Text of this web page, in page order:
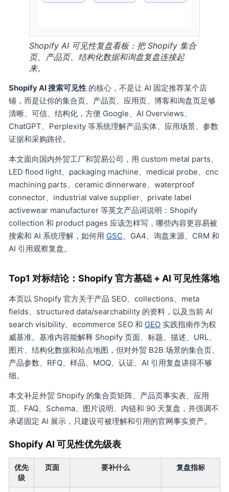
Shopify AI 可见性复盘看板：把 Shopify 集合
页、产品页、结构化数据和询盘复盘连接起
来。
Shopify AI 搜索可见性 的核心，不是让 AI 固定推荐某个店
铺，而是让你的集合页、产品页、应用页、博客和询盘页足够
清晰、可信、结构化，方便 Google、AI Overviews、
ChatGPT、Perplexity 等系统理解产品实体、应用场景、参数
证据和采购路径。
本文面向国内外贸工厂和贸易公司，用 custom metal parts、
LED flood light、packaging machine、medical probe、cnc
machining parts、ceramic dinnerware、waterproof
connector、industrial valve supplier、private label
activewear manufacturer 等英文产品词说明：Shopify
collection 和 product pages 应该怎样写，哪些内容更容易被
搜索和 AI 系统理解，如何用 GSC、GA4、询盘来源、CRM 和
AI 引用观察复盘。
Top1 对标结论：Shopify 官方基础 + AI 可见性落地
本页以 Shopify 官方关于产品 SEO、collections、meta
fields、structured data/searchability 的资料，以及当前 AI
search visibility、ecommerce SEO 和 GEO 实践指南作为权
威基准。基准内容能解释 Shopify 页面、标题、描述、URL、
图片、结构化数据和站点地图，但对外贸 B2B 场景的集合页、
产品参数、RFQ、样品、MOQ、认证、AI 引用复盘讲得不够
细。
本文补足外贸 Shopify 的集合页矩阵、产品页事实表、应用
页、FAQ、Schema、图片说明、内链和 90 天复盘，并强调不
承诺固定 AI 展示，只建设可被理解和引用的官网事实资产。
Shopify AI 可见性优先级表
优先
级
页面 要补什么 复盘指标